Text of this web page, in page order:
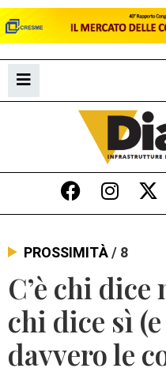
PROSSIMITÀ/ 8
C’è chi dice
chi dice sì
davvero le